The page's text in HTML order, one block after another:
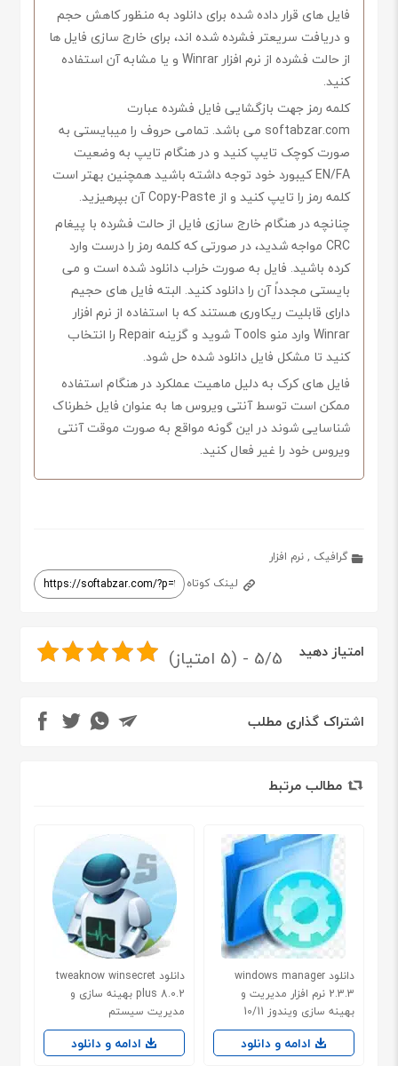
فایل های قرار داده شده برای دانلود به منظور کاهش حجم
و دریافت سریعتر فشرده شده اند، برای خارج سازی فایل ها
از حالت فشرده از نرم افزار Winrar و یا مشابه آن استفاده
کنید.
کلمه رمز جهت بازگشایی فایل فشرده عبارت
softabzar.com می باشد. تمامی حروف را میبایستی به
صورت کوچک تایپ کنید و در هنگام تایپ به وضعیت
EN/FA کیبورد خود توجه داشته باشید همچنین بهتر است
کلمه رمز را تایپ کنید و از Copy-Paste آن بپرهیزید.
چنانچه در هنگام خارج سازی فایل از حالت فشرده با پیغام
CRC مواجه شدید، در صورتی که کلمه رمز را درست وارد
کرده باشید. فایل به صورت خراب دانلود شده است و می
بایستی مجدداً آن را دانلود کنید. البته فایل های حجیم
دارای قابلیت ریکاوری هستند که با استفاده از نرم افزار
Winrar وارد منو Tools شوید و گزینه Repair را انتخاب
کنید تا مشکل فایل دانلود شده حل شود.
فایل های کرک به دلیل ماهیت عملکرد در هنگام استفاده
ممکن است توسط آنتی ویروس ها به عنوان فایل خطرناک
شناسایی شوند در این گونه مواقع به صورت موقت آنتی
ویروس خود را غیر فعال کنید.
گرافیک ,نرم افزار
لینک کوتاه
امتیاز دهید 5/5 - (5 امتیاز)
اشتراک گذاری مطلب
مطالب مرتبط
دانلود windows manager
2.3.3 نرم افزار مدیریت و
بهینه سازی ویندوز 10/11
ادامه و دانلود
دانلود tweaknow winsecret
plus 8.0.2 بهینه سازی و
مدیریت سیستم
ادامه و دانلود